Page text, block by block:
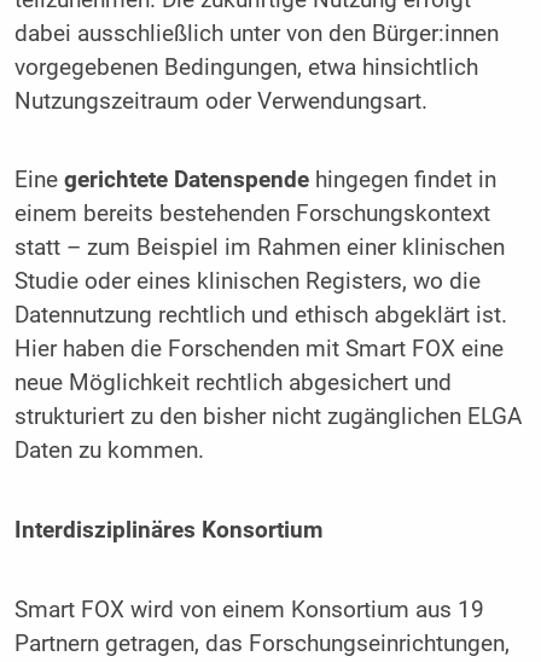
dabei ausschließlich unter von den Bürger:innen
vorgegebenen Bedingungen, etwa hinsichtlich
Nutzungszeitraum oder Verwendungsart.
Eine gerichtete Datenspendehingegen findet in
einem bereits bestehenden Forschungskontext
statt – zum Beispiel im Rahmen einer klinischen
Studie oder eines klinischen Registers, wo die
Datennutzung rechtlich und ethisch abgeklärt ist.
Hier haben die Forschenden mit Smart FOX eine
neue Möglichkeit rechtlich abgesichert und
strukturiert zu den bisher nicht zugänglichen ELGA
Daten zu kommen.
Interdisziplinäres Konsortium
Smart FOX wird von einem Konsortium aus 19
Partnern getragen, das Forschungseinrichtungen,